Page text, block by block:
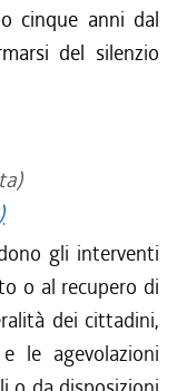
cinque anni dal
del silenzio
gli interventi
o al recupero di
dei cittadini,
le agevolazioni